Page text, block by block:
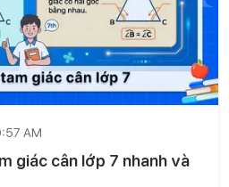
AM
giác cân lớp 7 nhanh và